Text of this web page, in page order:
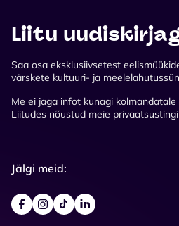
Liitu
Saa osa eksklusiivsetest
värskete kultuuri- ja
Me ei jaga infot kunagi
Liitudes nõustud meie
Jälgi meid: